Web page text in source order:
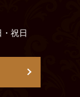
祝日